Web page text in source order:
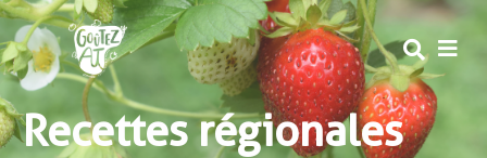
Recettes régionales